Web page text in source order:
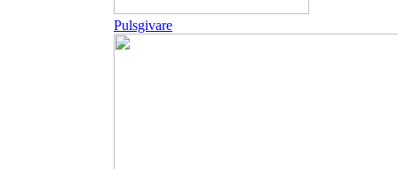
Pulsgivare